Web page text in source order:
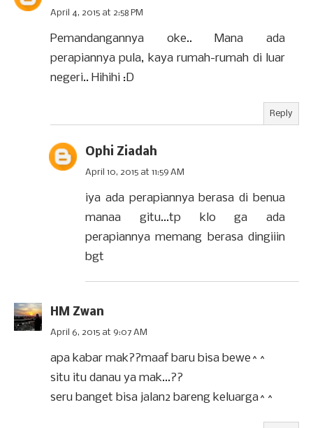
April 4, 2015 at 2:58 PM
Pemandangannya oke.. Mana ada
perapiannya pula, kaya rumah-rumah di luar
negeri.. Hihihi :D
Reply
Ophi Ziadah
April 10, 2015 at 11:59 AM
iya ada perapiannya berasa di benua
manaa gitu...tp klo ga ada
perapiannya memang berasa dingiiin
bgt
HM Zwan
April 6, 2015 at 9:07 AM
apa kabar mak??maaf baru bisa bewe^^
situ itu danau ya mak...??
seru banget bisa jalan2 bareng keluarga^^